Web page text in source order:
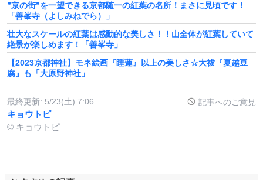
”京の街”を一望できる京都随一の紅葉の名所！まさに見頃です！
「善峯寺（よしみねでら）」
壮大なスケールの紅葉は感動的な美しさ！！山全体が紅葉していて
絶景が楽しめます！「善峯寺」
【2023京都神社】モネ絵画『睡蓮』以上の美しさ☆大祓『夏越豆
腐』も「大原野神社」
最終更新: 5/23(土) 7:06 記事へのご意見
キョウトピ
© キョウトピ